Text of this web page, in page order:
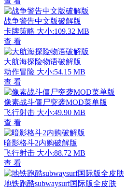
战争警告中文版破解版
卡牌策略 大小:109.32 MB
查 看
大航海探险物语破解版
动作冒险 大小:54.15 MB
查 看
像素战斗僵尸突袭MOD菜单版
飞行射击 大小:49.90 MB
查 看
暗影格斗2内购破解版
飞行射击 大小:88.72 MB
查 看
地铁跑酷subwaysurf国际版全皮肤